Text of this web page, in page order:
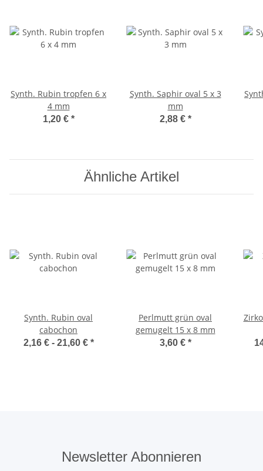
Synth. Rubin tropfen 6 x
4 mm
1,20 € *
Synth. Saphir oval 5 x 3
mm
2,88 € *
Ähnliche Artikel
Synth. Rubin oval
cabochon
2,16 € - 21,60 € *
Perlmutt grün oval
gemugelt 15 x 8 mm
3,60 € *
Newsletter Abonnieren